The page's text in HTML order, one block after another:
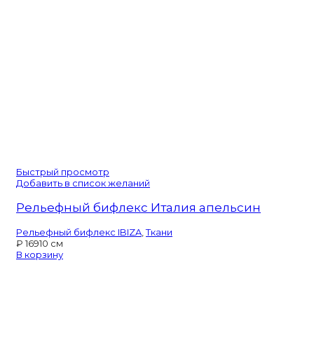
Быстрый просмотр
Добавить в список желаний
Рельефный бифлекс Италия апельсин
Рельефный бифлекс IBIZA ,Ткани
₽ 16910 см
В корзину